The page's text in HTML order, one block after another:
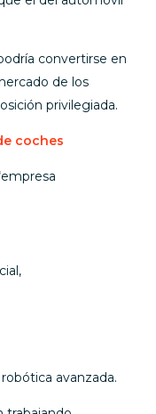
convertirse en
de los
privilegiada.
coches
avanzada.